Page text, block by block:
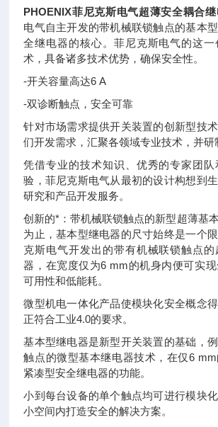
PHOENIX菲尼克斯电气超薄安全耦合
电气自主开发的带机械联锁触点的基本
全继电器的核心。菲尼克斯电气的这
术，具备诸多技术优势，确保安全性。
-开关容量高达6 A
-双诊断触点，安全可靠
针对市场需求提供开关装置的创新型技
们开发需求，汇聚各领域专业技术，并研
凭借专业的技术知识、优秀的专家团
验，菲尼克斯电气从最初的设计构想到
研究和产品开发服务。
创新的*：带机械联锁触点的新型超薄基
为止，基本型继电器的尺寸始终是一个
克斯电气开发出的带有机械联锁触点
器，在宽度仅为6 mm的机身内便可实
可用性和低能耗。
微型机电一体化产品使模块化安全概念
正符合工业4.0的要求。
基本型继电器是新型开关装置的基础，
触点的微型基本继电器技术，在仅6
紧凑型安全继电器的功能。
小到每台设备的单个触点均可进行模块
小空间内打造安全的解决方案。